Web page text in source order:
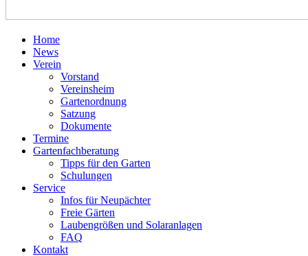
Home
News
Verein
Vorstand
Vereinsheim
Gartenordnung
Satzung
Dokumente
Termine
Gartenfachberatung
Tipps für den Garten
Schulungen
Service
Infos für Neupächter
Freie Gärten
Laubengrößen und Solaranlagen
FAQ
Kontakt